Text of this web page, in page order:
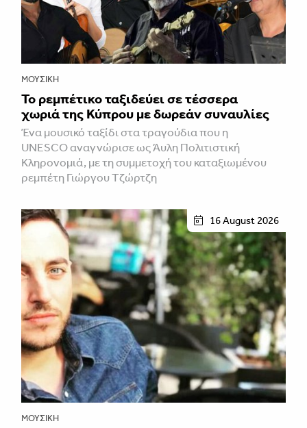
ΜΟΥΣΙΚΉ
Το ρεμπέτικο ταξιδεύει σε τέσσερα
χωριά της Κύπρου με δωρεάν συναυλίες
Ένα μουσικό ταξίδι στα τραγούδια που η
UNESCO αναγνώρισε ως Άυλη Πολιτιστική
Κληρονομιά, με τη συμμετοχή του καταξιωμένου
ρεμπέτη Γιώργου Τζώρτζη
16 August 2026
ΜΟΥΣΙΚΉ